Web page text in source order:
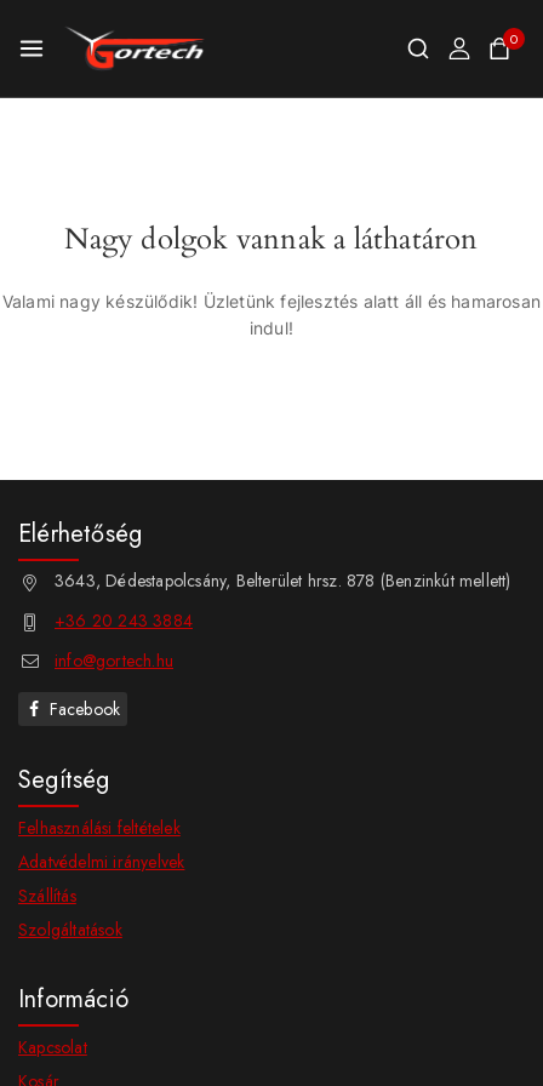
0
Nagy dolgok vannak a láthatáron
Valami nagy készülődik! Üzletünk fejlesztés alatt áll és hamarosan
indul!
Elérhetőség
3643, Dédestapolcsány, Belterület hrsz. 878 (Benzinkút mellett)
+36 20 243 3884
info@gortech.hu
Facebook
Segítség
Felhasználási feltételek
Adatvédelmi irányelvek
Szállítás
Szolgáltatások
Információ
Kapcsolat